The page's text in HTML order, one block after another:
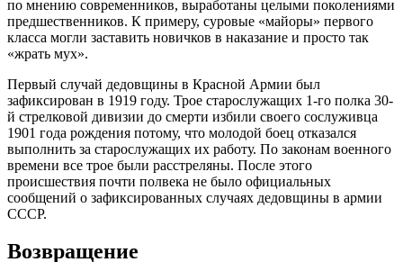
по мнению современников, выработаны целыми поколениями
предшественников. К примеру, суровые «майоры» первого
класса могли заставить новичков в наказание и просто так
«жрать мух».
Первый случай дедовщины в Красной Армии был
зафиксирован в 1919 году. Трое старослужащих 1-го полка 30-
й стрелковой дивизии до смерти избили своего сослуживца
1901 года рождения потому, что молодой боец отказался
выполнить за старослужащих их работу. По законам военного
времени все трое были расстреляны. После этого
происшествия почти полвека не было официальных
сообщений о зафиксированных случаях дедовщины в армии
СССР.
Возвращение